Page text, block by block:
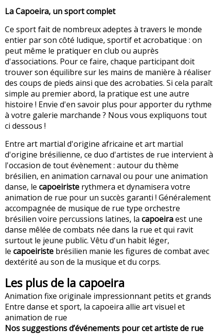
La Capoeira, un sport complet
Ce sport fait de nombreux adeptes à travers le monde
entier par son côté ludique, sportif et acrobatique : on
peut même le pratiquer en club ou auprès
d'associations. Pour ce faire, chaque participant doit
trouver son équilibre sur les mains de manière à réaliser
des coups de pieds ainsi que des acrobaties. Si cela paraît
simple au premier abord, la pratique est une autre
histoire ! Envie d'en savoir plus pour apporter du rythme
à votre galerie marchande ? Nous vous expliquons tout
ci dessous !
Entre art martial d'origine africaine et art martial
d'origine brésilienne, ce duo d'artistes de rue intervient à
l'occasion de tout évènement : autour du thème
brésilien, en animation carnaval ou pour une animation
danse, le capoeiriste rythmera et dynamisera votre
animation de rue pour un succès garanti ! Généralement
accompagnée de musique de rue type orchestre
brésilien voire percussions latines, la capoeiraest une
danse mêlée de combats née dans la rue et qui ravit
surtout le jeune public. Vêtu d'un habit léger,
le capoeiriste brésilien manie les figures de combat avec
dextérité au son de la musique et du corps.
Les plus de la capoeira
Animation fixe originale impressionnant petits et grands
Entre danse et sport, la capoeira allie art visuel et
animation de rue
Nos suggestions d’événements pour cet artiste de rue